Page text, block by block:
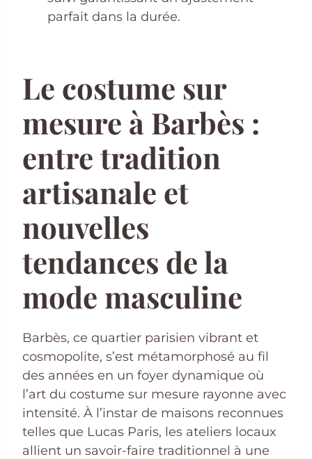
parfait dans la durée.
Le costume sur
mesure à Barbès :
entre tradition
artisanale et
nouvelles
tendances de la
mode masculine
Barbès, ce quartier parisien vibrant et
cosmopolite, s’est métamorphosé au fil
des années en un foyer dynamique où
l’art du costume sur mesure rayonne avec
intensité. À l’instar de maisons reconnues
telles que Lucas Paris, les ateliers locaux
allient un savoir-faire traditionnel à une